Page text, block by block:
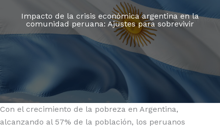
o
k
p
k r
Impacto de la crisis económica argentina en la
comunidad peruana: Ajustes para sobrevivir
Con el crecimiento de la pobreza en Argentina,
alcanzando al 57% de la población, los peruanos